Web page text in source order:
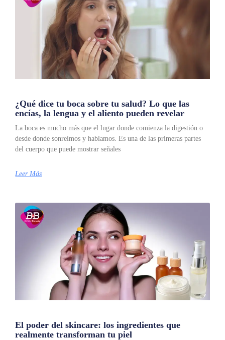
¿Qué dice tu boca sobre tu salud? Lo que las
encías, la lengua y el aliento pueden revelar
La boca es mucho más que el lugar donde comienza la digestión o
desde donde sonreímos y hablamos. Es una de las primeras partes
del cuerpo que puede mostrar señales
Leer Más
El poder del skincare: los ingredientes que
realmente transforman tu piel